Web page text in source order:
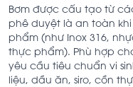
Bơm được cấu tạo từ
phê duyệt là an toàn
phẩm (như Inox 316,
thực phẩm). Phù hợp
yêu cầu tiêu chuẩn vi
liệu, dầu ăn, siro, cồn